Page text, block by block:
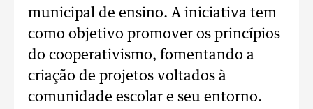
municipal de ensino. A iniciativa tem
como objetivo promover os princípios
do cooperativismo, fomentando a
criação de projetos voltados à
comunidade escolar e seu entorno.